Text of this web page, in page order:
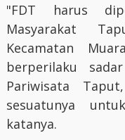
"FDT harus
Masyarakat
Kecamatan
berperilaku
Pariwisata
sesuatunya
katanya.